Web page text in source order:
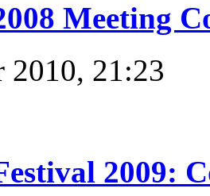
Meeting
2010, 21:23
2009: